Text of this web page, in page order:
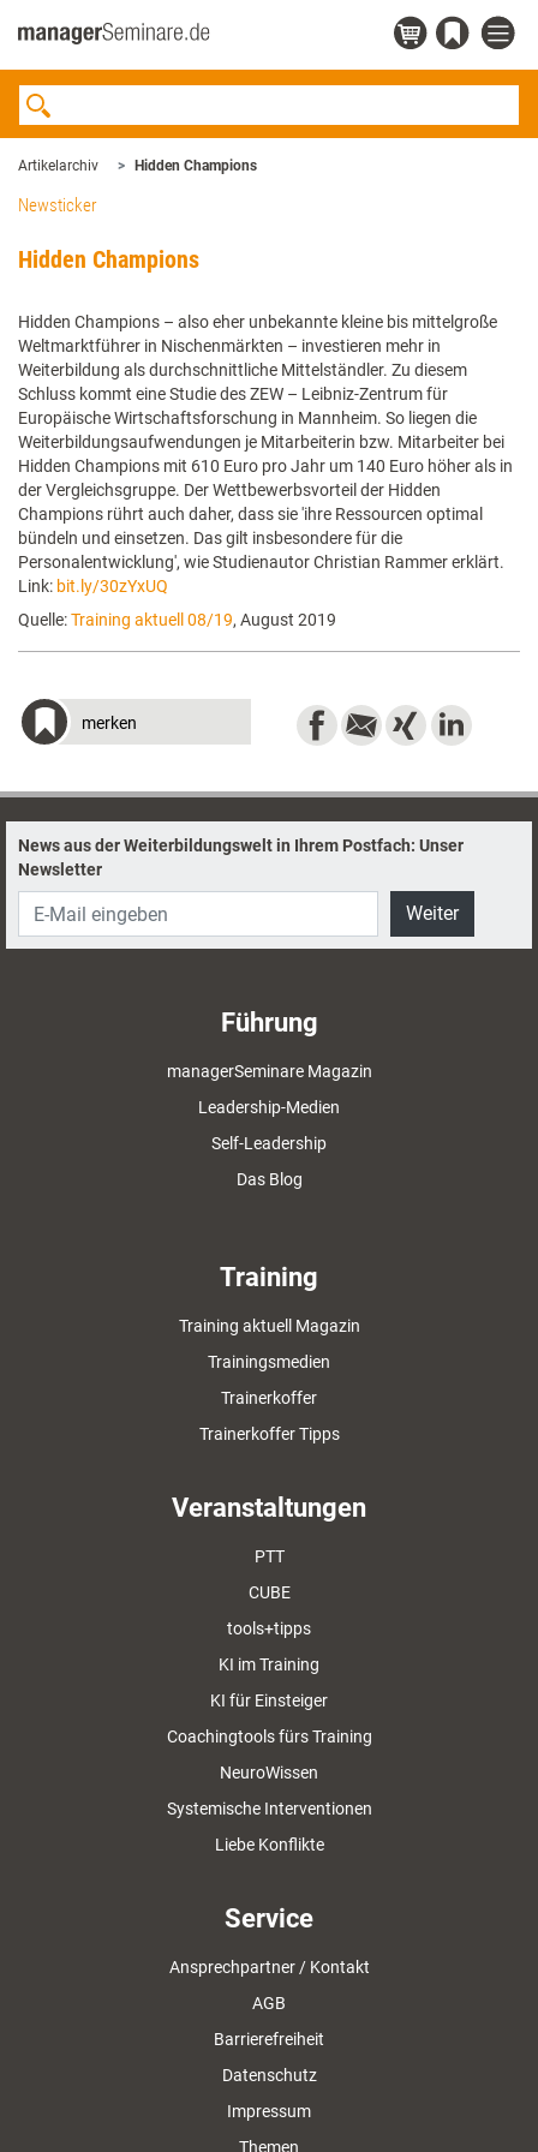
Artikelarchiv Hidden Champions
Newsticker
Hidden Champions
Hidden Champions – also eher unbekannte kleine bis mittelgroße
Weltmarktführer in Nischenmärkten – investieren mehr in
Weiterbildung als durchschnittliche Mittelständler. Zu diesem
Schluss kommt eine Studie des ZEW – Leibniz-Zentrum für
Europäische Wirtschaftsforschung in Mannheim. So liegen die
Weiterbildungsaufwendungen je Mitarbeiterin bzw. Mitarbeiter bei
Hidden Champions mit 610 Euro pro Jahr um 140 Euro höher als in
der Vergleichsgruppe. Der Wettbewerbsvorteil der Hidden
Champions rührt auch daher, dass sie 'ihre Ressourcen optimal
bündeln und einsetzen. Das gilt insbesondere für die
Personalentwicklung', wie Studienautor Christian Rammer erklärt.
Link: bit.ly/30zYxUQ
Quelle:Training aktuell 08/19, August 2019
merken
News aus der Weiterbildungswelt in Ihrem Postfach: Unser
Newsletter
Weiter
Führung
managerSeminare Magazin
Leadership-Medien
Self-Leadership
Das Blog
Training
Training aktuell Magazin
Trainingsmedien
Trainerkoffer
Trainerkoffer Tipps
Veranstaltungen
PTT
CUBE
tools+tipps
KI im Training
KI für Einsteiger
Coachingtools fürs Training
NeuroWissen
Systemische Interventionen
Liebe Konflikte
Service
Ansprechpartner / Kontakt
AGB
Barrierefreiheit
Datenschutz
Impressum
Themen